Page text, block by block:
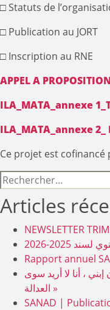
□ Statuts de
□ Publication au JORT
□ Inscription au RNE
APPEL A
ILA_MATA_annexe
ILA_MATA_annexe
Ce projet est cofinancé
Rechercher :
Articles
NEWSLETTER
2025-2026
Rapport annuel
، أنا لا أريد سوى
العدالة »
SANAD |